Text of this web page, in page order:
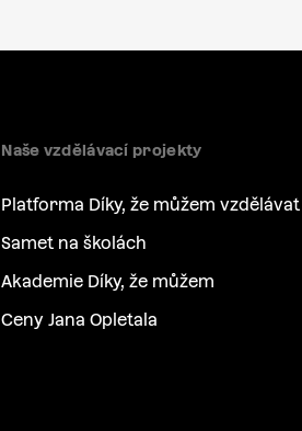
Naše vzdělávací projekty
Platforma Díky, že můžem vzdělávat
Samet na školách
Akademie Díky, že můžem
Ceny Jana Opletala